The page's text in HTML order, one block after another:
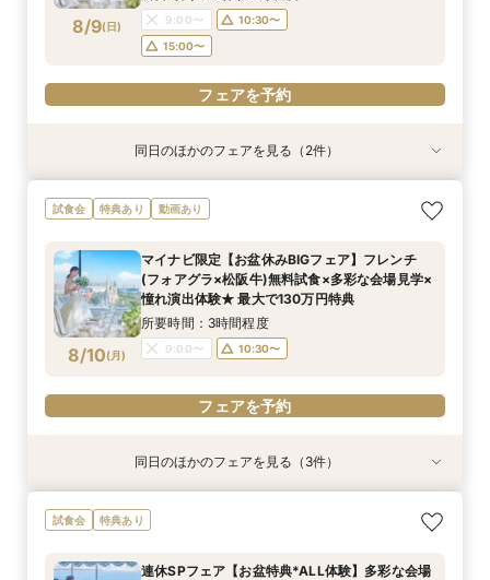
フェアを予約
フェアを予約
8/9(日) 9:00〜
10:30〜
15:00〜
フェアを予約
特典あり
8/9(日)
【しっかりお見積り比較×何でも相談】安心ブラ
イダル相談会 ★豪華特典付（挙式/ドレス/ご宿
所要時間：2時間30分程度
11:00〜
13:00〜
15:00〜
特典あり
8/9(日)
【最短1ヶ月の準備OK☆】少人数ウエディング相
談フェア（10名/57万円～）
11:00〜 15:00〜
フェアを予約
同日のほかのフェアを見る（2件）
試食会 特典あり 動画あり
8/10(月)
マイナビ限定【お盆休みBIGフェア】フレンチ
(フォアグラ×松阪牛)無料試食×多彩な会場見学×
憧れ演出体験★ 最大で130万円特典
所要時間：3時間程度
9:00〜 10:30〜
フェアを予約
特典あり
連休SPフェア【お盆特典*ALL体験】多彩な会場
見学×演出体験×スイーツ試食付 ★最大で130
特典あり
【しっかりお見積り比較×何でも相談】安心ブラ
イダル相談会 ★豪華特典付（挙式/ドレス/ご宿
特典あり
【最短1ヶ月の準備OK☆】少人数ウエディング相
談フェア（10名/57万円～）
同日のほかのフェアを見る（3件）
試食会 特典あり
連休SPフェア【お盆特典*ALL体験】多彩な会場